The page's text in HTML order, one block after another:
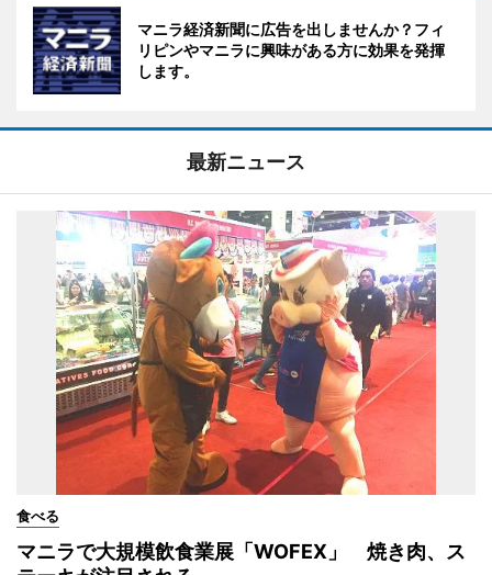
マニラ経済新聞に広告を出しませんか？フィ
リピンやマニラに興味がある方に効果を発揮
します。
最新ニュース
食べる
マニラで大規模飲食業展「WOFEX」 焼き肉、ス